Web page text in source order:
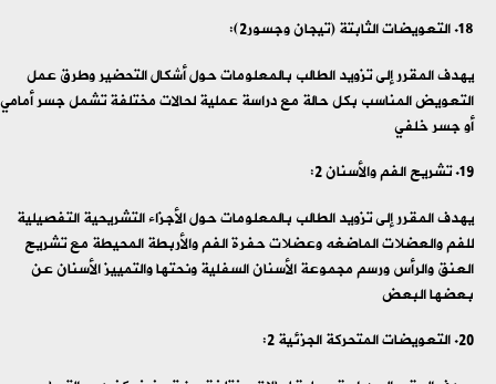
التعويضات الثابتة (تيجان وجسور2):
يهدف المقرر إلى تزويد الطالب بالمعلومات حول أشكال التحضير وطرق عمل
التعويض المناسب بكل حالة مع دراسة عملية لحالات مختلفة تشمل جسر أمامي
أو جسر خلفي
تشريح الفم والأسنان 2:
يهدف المقرر إلى تزويد الطالب بالمعلومات حول الأجزاء التشريحية التفصيلية
للفم والعضلات الماضغه وعضلات حفرة الفم والأربطة المحيطة مع تشريح
العنق والرأس ورسم مجموعة الأسنان السفلية ونحتها والتمييز الأسنان عن
بعضها البعض
التعويضات المتحركة الجزئية 2: